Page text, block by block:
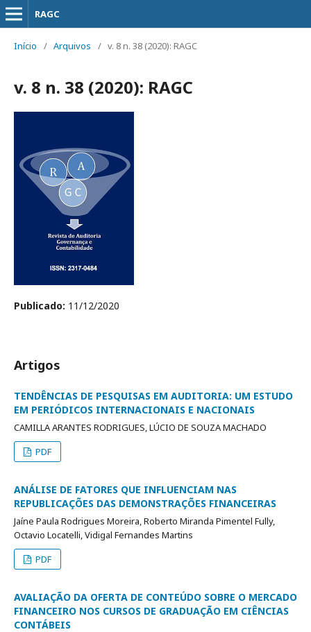
RAGC
Início / Arquivos / v. 8 n. 38 (2020): RAGC
v. 8 n. 38 (2020): RAGC
Publicado: 11/12/2020
Artigos
TENDÊNCIAS DE PESQUISAS EM AUDITORIA: UM ESTUDO
EM PERIÓDICOS INTERNACIONAIS E NACIONAIS
CAMILLA ARANTES RODRIGUES, LÚCIO DE SOUZA MACHADO
PDF
ANÁLISE DE FATORES QUE INFLUENCIAM NAS
REPUBLICAÇÕES DAS DEMONSTRAÇÕES FINANCEIRAS
Jaíne Paula Rodrigues Moreira, Roberto Miranda Pimentel Fully,
Octavio Locatelli, Vidigal Fernandes Martins
PDF
AVALIAÇÃO DA OFERTA DE CONTEÚDO SOBRE O MERCADO
FINANCEIRO NOS CURSOS DE GRADUAÇÃO EM CIÊNCIAS
CONTÁBEIS